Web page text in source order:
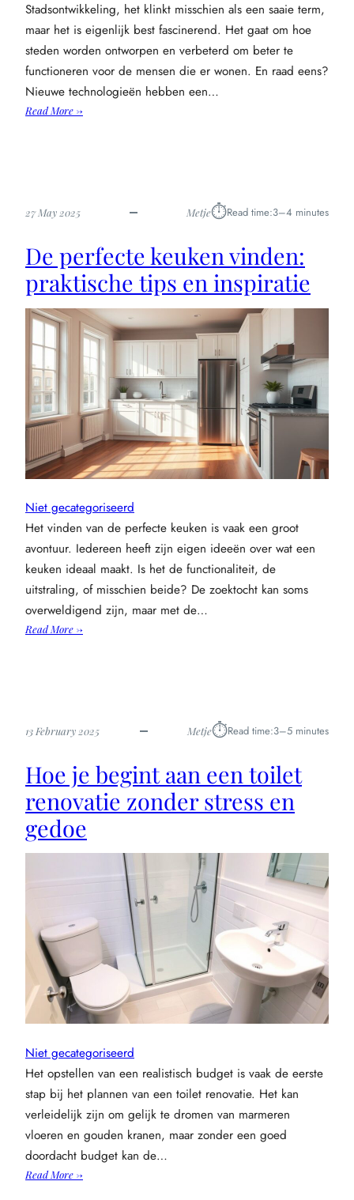
Stadsontwikkeling, het klinkt misschien als een saaie term,
maar het is eigenlijk best fascinerend. Het gaat om hoe
steden worden ontworpen en verbeterd om beter te
functioneren voor de mensen die er wonen. En raad eens?
Nieuwe technologieën hebben een…
Read More →:
leefbaarder
27 May 2025 Metje⏱︎Read time:3–4 minutes
De perfecte keuken vinden:
praktische tips en inspiratie
Niet gecategoriseerd
Het vinden van de perfecte keuken is vaak een groot
avontuur. Iedereen heeft zijn eigen ideeën over wat een
keuken ideaal maakt. Is het de functionaliteit, de
uitstraling, of misschien beide? De zoektocht kan soms
overweldigend zijn, maar met de…
Read More →:
tips
inspiratie
13 February 2025 Metje⏱︎Read time:3–5 minutes
Hoe je begint aan een toilet
renovatie zonder stress en
gedoe
Niet gecategoriseerd
Het opstellen van een realistisch budget is vaak de eerste
stap bij het plannen van een toilet renovatie. Het kan
verleidelijk zijn om gelijk te dromen van marmeren
vloeren en gouden kranen, maar zonder een goed
doordacht budget kan de…
Read More →: